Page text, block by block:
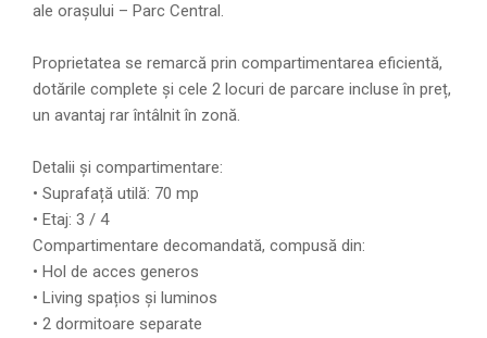
ale orașului – Parc Central.
Proprietatea se remarcă prin compartimentarea eficientă,
dotările complete și cele 2 locuri de parcare incluse în preț,
un avantaj rar întâlnit în zonă.
Detalii și compartimentare:
• Suprafață utilă: 70 mp
• Etaj: 3 / 4
Compartimentare decomandată, compusă din:
• Hol de acces generos
• Living spațios și luminos
• 2 dormitoare separate